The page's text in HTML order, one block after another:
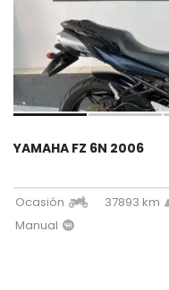
YAMAHA FZ 6N 2006
Ocasión 37893 km
Manual